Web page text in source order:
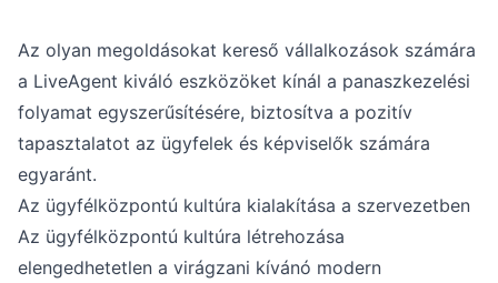
Az olyan megoldásokat kereső vállalkozások számára
a LiveAgent kiváló eszközöket kínál a panaszkezelési
folyamat egyszerűsítésére, biztosítva a pozitív
tapasztalatot az ügyfelek és képviselők számára
egyaránt.
Az ügyfélközpontú kultúra kialakítása a szervezetben
Az ügyfélközpontú kultúra létrehozása
elengedhetetlen a virágzani kívánó modern